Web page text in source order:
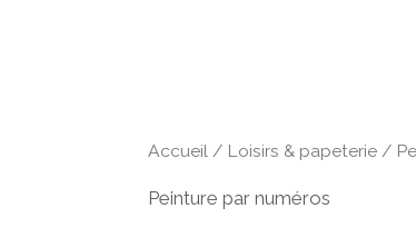
Accueil / Loisirs & papeterie /
Peinture par numéros